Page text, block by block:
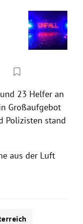
23 Helfer an
Großaufgebot
Polizisten stand
aus der Luft